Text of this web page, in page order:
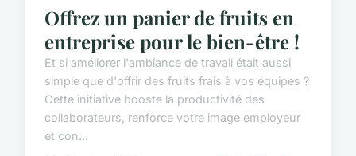
Offrez un panier de fruits en
entreprise pour le bien-être !
Et si améliorer l'ambiance de travail était aussi
simple que d'offrir des fruits frais à vos équipes ?
Cette initiative booste la productivité des
collaborateurs, renforce votre image employeur
et con...